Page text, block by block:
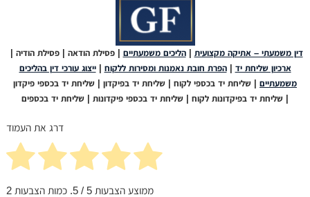
דין משמעתי – אתיקה מקצועית |הליכים משמעתיים | פסילת הודאה | פסילת הודיה |
ארכיון שליחת יד |הפרת חובת נאמנות ומסירות ללקוח |ייצוג עורכי דין בהליכים
משמעתיים | שליחת יד בכספי לקוח | שליחת יד בפיקדון | שליחת יד בכספי פיקדון
| שליחת יד בפיקדונות לקוח | שליחת יד בכספי פיקדונות | שליחת יד בכספים
דרג את העמוד
ממוצע הצבעות5 / 5. כמות הצבעות 2